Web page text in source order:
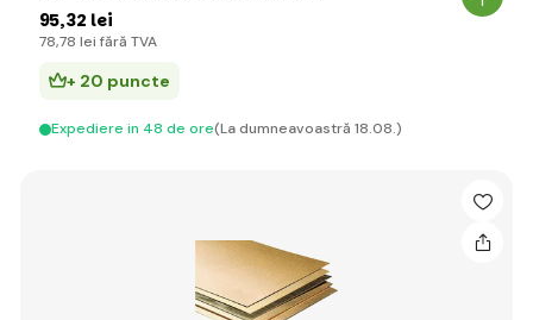
95,32 lei
78,78 lei fără TVA
+ 20 puncte
Expediere in 48 de ore(La dumneavoastră 18.08.)